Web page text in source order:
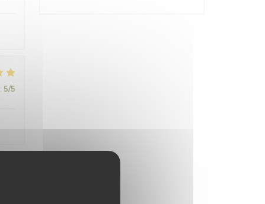
: 5/5